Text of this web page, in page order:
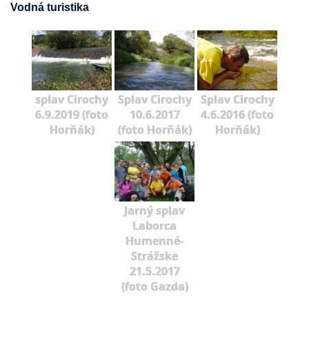
Vodná turistika
splav Cirochy
6.9.2019 (foto
Horňák)
Splav Cirochy
10.6.2017
(foto Horňák)
Splav Cirochy
4.6.2016 (foto
Horňák)
Jarný splav
Laborca
Humenné-
Strážske
21.5.2017
(foto Gazda)